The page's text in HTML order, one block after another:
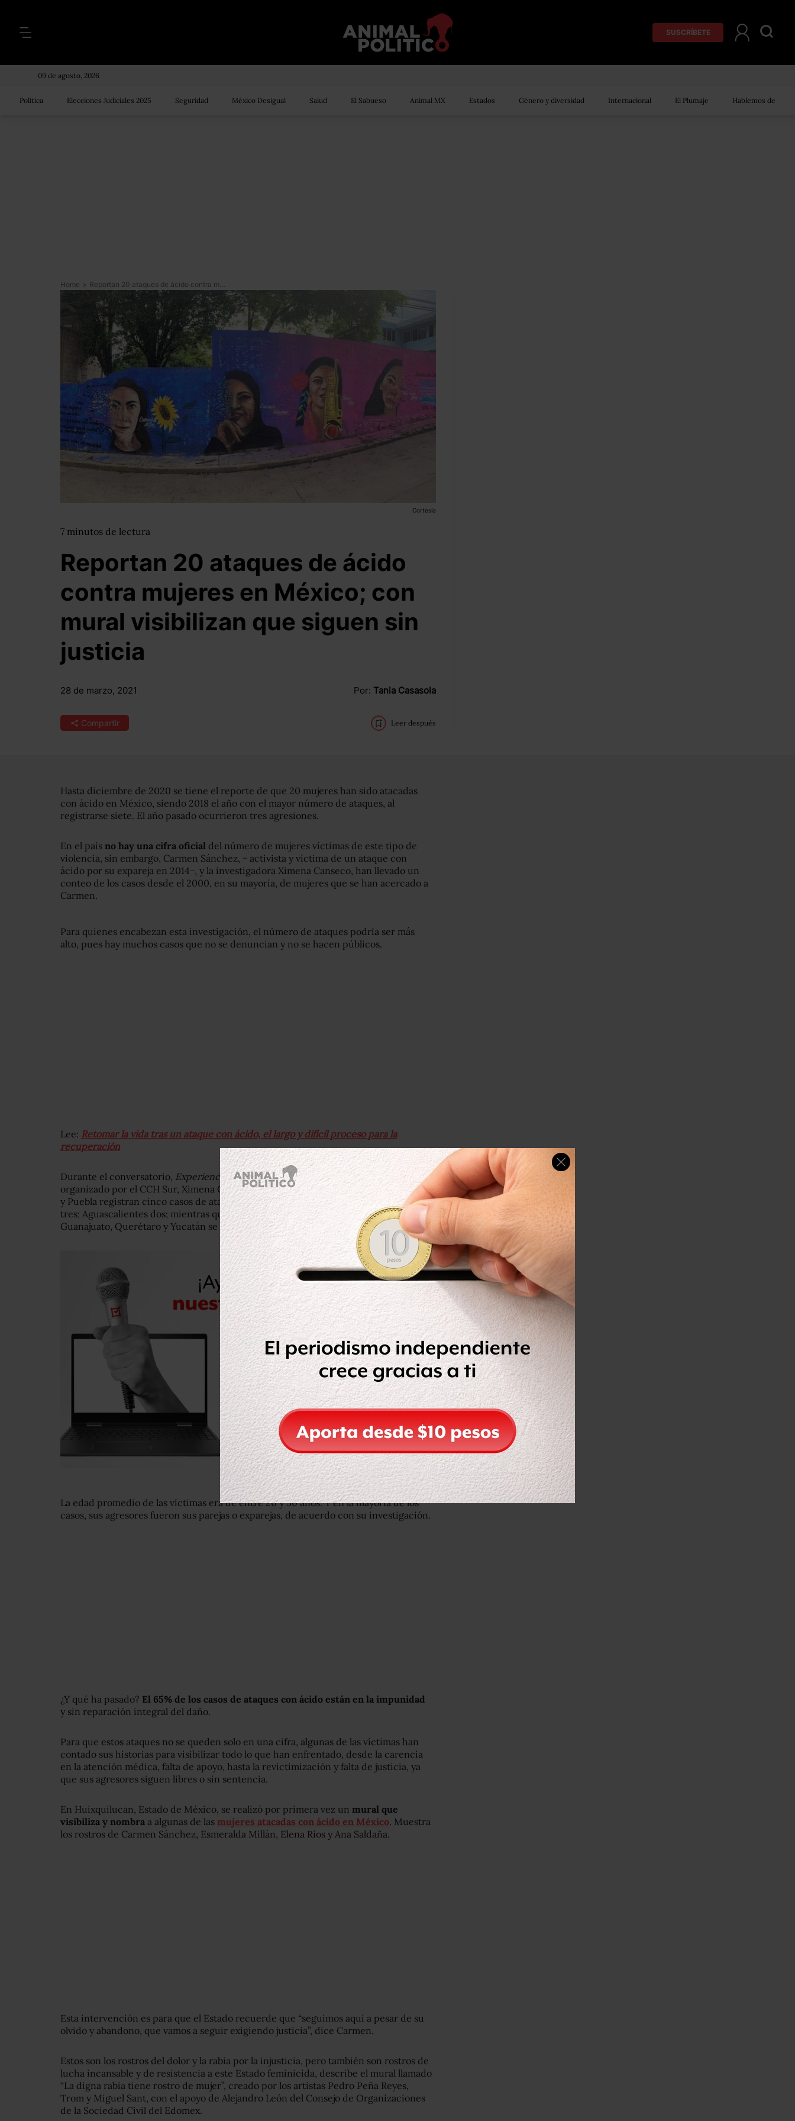
SUSCRÍBETE
09 de agosto, 2026
Política Elecciones Judiciales 2025 Seguridad México Desigual Salud El Sabueso Animal MX Estados Género y diversidad Internacional El Plumaje Hablemos de
Home > Reportan 20 ataques de ácido contra mujeres en México; con mural visibilizan que siguen sin justicia
Cortesía
7 minutos de lectura
Reportan 20 ataques de ácido
contra mujeres en México; con
mural visibilizan que siguen sin
justicia
28 de marzo, 2021 Por: Tania Casasola
Compartir Leer después
Hasta diciembre de 2020 se tiene el reporte de que 20 mujeres han sido atacadas
con ácido en México, siendo 2018 el año con el mayor número de ataques, al
registrarse siete. El año pasado ocurrieron tres agresiones.
En el país no hay una cifra oficial del número de mujeres víctimas de este tipo de
violencia, sin embargo, Carmen Sánchez, − activista y víctima de un ataque con
ácido por su expareja en 2014−, y la investigadora Ximena Canseco, han llevado un
conteo de los casos desde el 2000, en su mayoría, de mujeres que se han acercado a
Carmen.
Para quienes encabezan esta investigación, el número de ataques podría ser más
alto, pues hay muchos casos que no se denuncian y no se hacen públicos.
Lee: Retomar la vida tras un ataque con ácido, el largo y difícil proceso para la
recuperación
Durante el conversatorio, Experiencias de la violencia feminicida en México ,
organizado por el CCH Sur, Ximena Canseco dio a conocer que la Ciudad de México
y Puebla registran cinco casos de ataques con ácido cada uno; el Estado de México
tres; Aguascalientes dos; mientras que en Hidalgo, Quintana Roo, Oaxaca,
Guanajuato, Querétaro y Yucatán se ha registrado uno en cada entidad.
La edad promedio de las víctimas era de entre 20 y 30 años. Y en la mayoría de los
casos, sus agresores fueron sus parejas o exparejas, de acuerdo con su investigación.
¿Y qué ha pasado? El 65% de los casos de ataques con ácido están en la impunidad
y sin reparación integral del daño.
Para que estos ataques no se queden solo en una cifra, algunas de las víctimas han
contado sus historias para visibilizar todo lo que han enfrentado, desde la carencia
en la atención médica, falta de apoyo, hasta la revictimización y falta de justicia, ya
que sus agresores siguen libres o sin sentencia.
En Huixquilucan, Estado de México, se realizó por primera vez un mural que
visibiliza y nombra a algunas de las mujeres atacadas con ácido en México. Muestra
los rostros de Carmen Sánchez, Esmeralda Millán, Elena Ríos y Ana Saldaña.
Esta intervención es para que el Estado recuerde que “seguimos aquí a pesar de su
olvido y abandono, que vamos a seguir exigiendo justicia”, dice Carmen.
Estos son los rostros del dolor y la rabia por la injusticia, pero también son rostros de
lucha incansable y de resistencia a este Estado feminicida, describe el mural llamado
“La digna rabia tiene rostro de mujer”, creado por los artistas Pedro Peña Reyes,
Trom y Miguel Sant, con el apoyo de Alejandro León del Consejo de Organizaciones
de la Sociedad Civil del Edomex.